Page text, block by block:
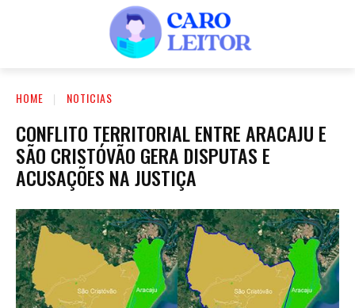
HOME NOTICIAS
CONFLITO TERRITORIAL ENTRE ARACAJU E
SÃO CRISTÓVÃO GERA DISPUTAS E
ACUSAÇÕES NA JUSTIÇA